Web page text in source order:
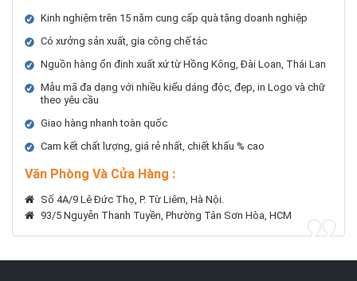
Kinh nghiệm trên 15 năm cung cấp quà tặng doanh nghiệp
Có xưởng sản xuất, gia công chế tác
Nguồn hàng ổn định xuất xứ từ Hồng Kông, Đài Loan, Thái Lan
Mẫu mã đa dạng với nhiều kiểu dáng độc, đẹp, in Logo và chữ
theo yêu cầu
Giao hàng nhanh toàn quốc
Cam kết chất lượng, giá rẻ nhất, chiết khấu % cao
Văn Phòng Và Cửa Hàng :
Số 4A/9 Lê Đức Thọ, P. Từ Liêm, Hà Nội.
93/5 Nguyễn Thanh Tuyền, Phường Tân Sơn Hòa, HCM